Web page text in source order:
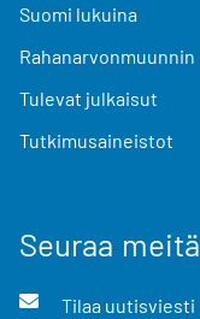
Suomi lukuina
Rahanarvonmuunnin
Tulevat julkaisut
Tutkimusaineistot
Seuraa meitä
Tilaa uutisviesti